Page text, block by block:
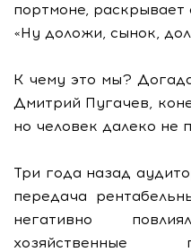
портмоне, раскрывает
«Ну доложи, сынок,
К чему это мы?
Дмитрий Пугачев,
но человек далеко не
Три года назад
передача
негативно
хозяйственные